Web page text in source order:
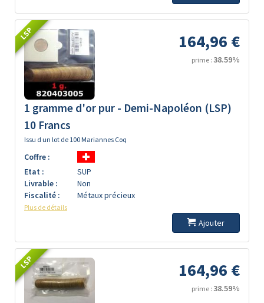
LSP 164,96 €
prime : 38.59%
1 gramme d'or pur - Demi-Napoléon (LSP)
10 Francs
Issu d un lot de 100 Mariannes Coq
Coffre :
Etat :
SUP
Livrable :
Non
Fiscalité :
Métaux précieux
Plus de détails
Ajouter
LSP 164,96 €
prime : 38.59%